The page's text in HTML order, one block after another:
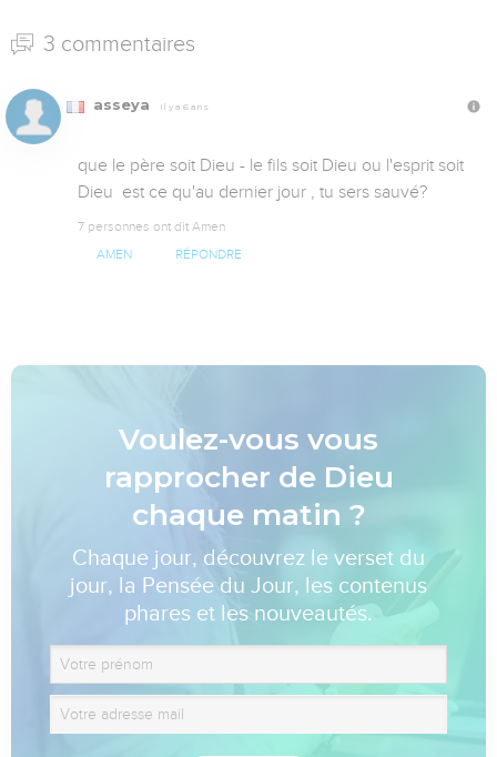
3 commentaires
asseya Il y a 6 ans
que le père soit Dieu - le fils soit Dieu ou l'esprit soit
Dieu  est ce qu'au dernier jour , tu sers sauvé?
7 personnes ont dit Amen
AMEN RÉPONDRE
Voulez-vous vous
rapprocher de Dieu
chaque matin ?
Chaque jour, découvrez le verset du
jour, la Pensée du Jour, les contenus
phares et les nouveautés.